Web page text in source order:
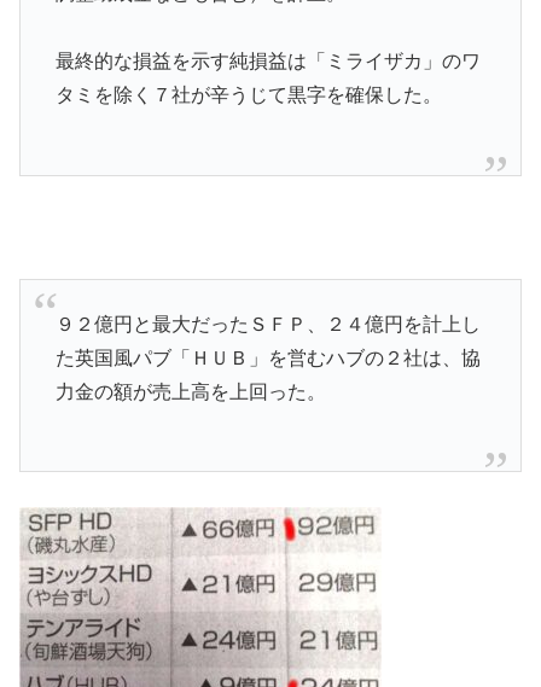
最終的な損益を示す純損益は「ミライザカ」のワ
タミを除く７社が辛うじて黒字を確保した。
９２億円と最大だったＳＦＰ、２４億円を計上し
た英国風パブ「ＨＵＢ」を営むハブの２社は、協
力金の額が売上高を上回った。